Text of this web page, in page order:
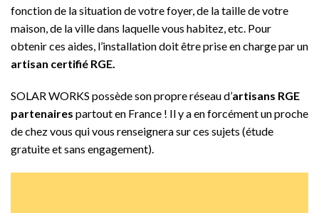
fonction de la situation de votre foyer, de la taille de votre
maison, de la ville dans laquelle vous habitez, etc. Pour
obtenir ces aides, l’installation doit être prise en charge par un
artisan certifié RGE.
SOLAR WORKS possède son propre réseau d’artisans RGE
partenaires partout en France ! Il y a en forcément un proche
de chez vous qui vous renseignera sur ces sujets (étude
gratuite et sans engagement).